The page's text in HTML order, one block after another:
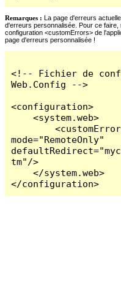
Remarques : La page d'erreurs
d'erreurs personnalisée. Pour ce faire,
configuration <customErrors> de
page d'erreurs personnalisée !
<!-- Fichier de
Web.Config -->
<configuration>
    <system.web>
        <customErrors
mode="RemoteOnly"
tm"/>
    </system.web>
</configuration>